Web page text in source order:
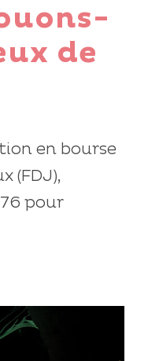
de
en bourse
(FDJ),
pour